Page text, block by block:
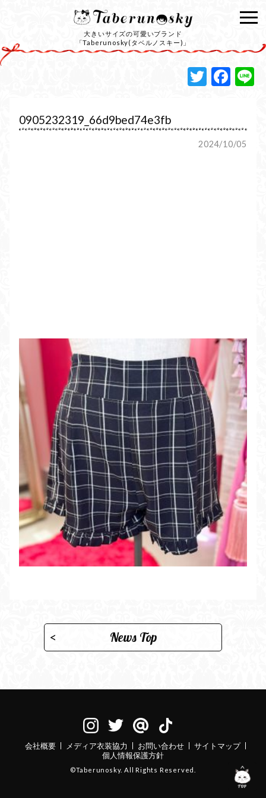
大きいサイズの可愛いブランド
「Taberunosky(タベルノスキー)」
0905232319_66d9bed74e3fb
2024/10/05
News Top
会社概要 メディア衣装協力 お問い合わせ
サイトマップ
個人情報保護方針
©Taberunosky. All Rights Reserved.